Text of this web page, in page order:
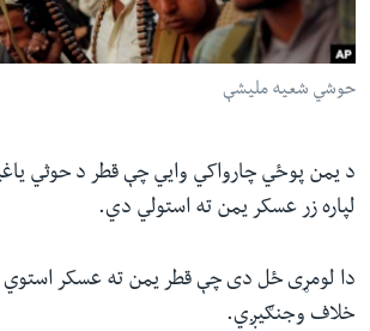
لټون
ځای
لاړ
شئ
له مونږ سره په تماس کې پاتې شئ
ژبې
حوشي شعیه ملیشې
د یمن پوځي چارواکي وايي چې قطر د حوثي
لپاره زر عسکر یمن ته استولي دي.
دا لومړی ځل دی چې قطر یمن ته عسکر استوي
خلاف وجنګیږي.